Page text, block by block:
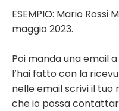
ESEMPIO: Mario
maggio 2023.
Poi manda una email
l’hai fatto con la
nelle email scrivi il tuo
che io possa